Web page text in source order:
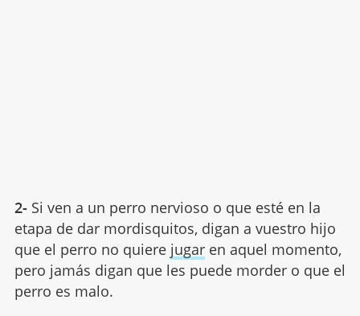
2-Si ven a un perro nervioso o que esté en la
etapa de dar mordisquitos, digan a vuestro hijo
que el perro no quiere jugaren aquel momento,
pero jamás digan que les puede morder o que el
perro es malo.